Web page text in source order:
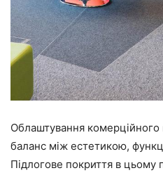
Облаштування
баланс між естетикою,
Підлогове покриття в цьому